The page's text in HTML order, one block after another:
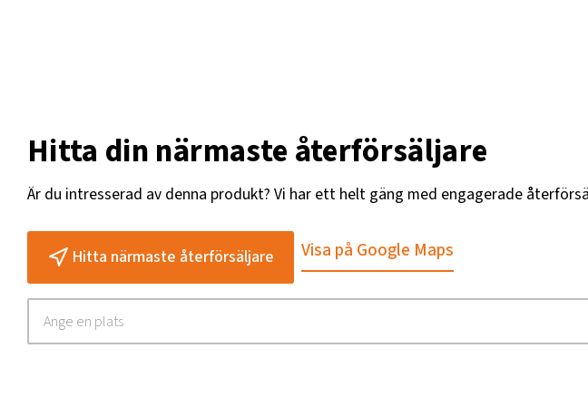
Hitta din närmaste återförsäljare
Är du intresserad av denna produkt? Vi har ett helt gäng med engagerade
Hitta närmaste återförsäljare Visa på Google Maps